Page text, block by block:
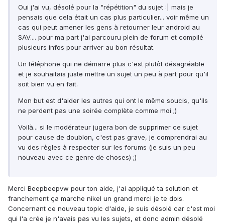
Oui j'ai vu, désolé pour la "répétition" du sujet :| mais je
pensais que cela était un cas plus particulier... voir même un
cas qui peut amener les gens à retourner leur android au
SAV.... pour ma part j'ai parcouru plein de forum et compilé
plusieurs infos pour arriver au bon résultat.
Un téléphone qui ne démarre plus c'est plutôt désagréable
et je souhaitais juste mettre un sujet un peu à part pour qu'il
soit bien vu en fait.
Mon but est d'aider les autres qui ont le même soucis, qu'ils
ne perdent pas une soirée complète comme moi ;)
Voilà... si le modérateur jugera bon de supprimer ce sujet
pour cause de doublon, c'est pas grave, je comprendrai au
vu des règles à respecter sur les forums (je suis un peu
nouveau avec ce genre de choses) ;)
Merci Beepbeepvw pour ton aide, j'ai appliqué ta solution et
franchement ça marche nikel un grand merci je te dois.
Concernant ce nouveau topic d'aide, je suis désolé car c'est moi
qui l'a crée je n'avais pas vu les sujets, et donc admin désolé